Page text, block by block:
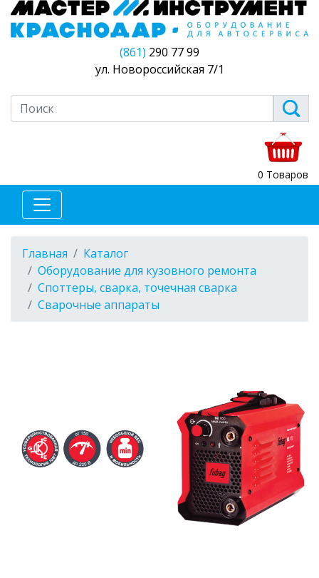
(861) 290 77 99
ул. Новороссийская 7/1
0 Товаров
Главная
Каталог
Оборудование для кузовного ремонта
Споттеры, сварка, точечная сварка
Сварочные аппараты